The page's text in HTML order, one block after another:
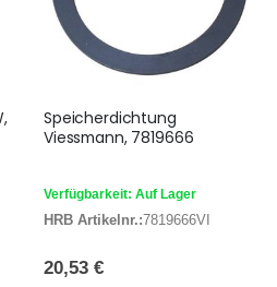
Speicherdichtung
Viessmann, 7819666
Verfügbarkeit: Auf Lager
HRB Artikelnr.:7819666VI
20,53 €